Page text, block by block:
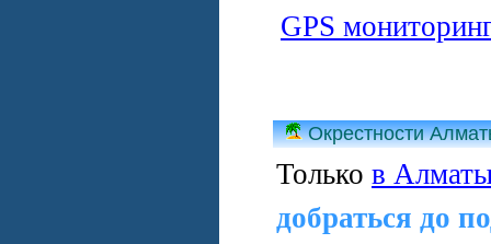
GPS
Окрестности
Только в
добраться до